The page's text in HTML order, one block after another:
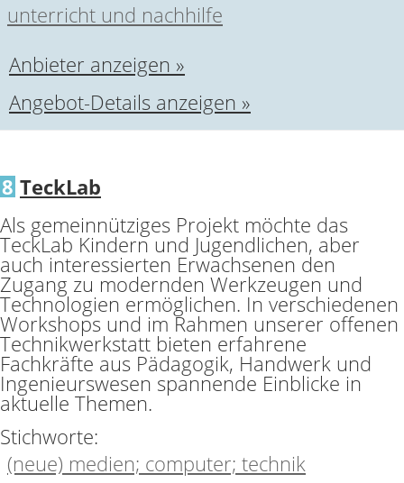
unterricht und nachhilfe
Anbieter anzeigen »
Angebot-Details anzeigen »
8 TeckLab
Als gemeinnütziges Projekt möchte das
TeckLab Kindern und Jugendlichen, aber
auch interessierten Erwachsenen den
Zugang zu modernden Werkzeugen und
Technologien ermöglichen. In verschiedenen
Workshops und im Rahmen unserer offenen
Technikwerkstatt bieten erfahrene
Fachkräfte aus Pädagogik, Handwerk und
Ingenieurswesen spannende Einblicke in
aktuelle Themen.
Stichworte:
(neue) medien; computer; technik